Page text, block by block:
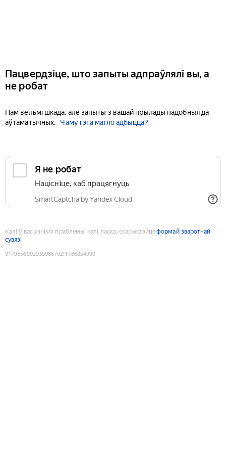
Пацвердзіце, што запыты адпраўлялі вы, а
не робат
Нам вельмі шкада, але запыты з вашай прылады падобныя да
аўтаматычных.
Чаму гэта магло адбыцца?
Я не робат
Націсніце, каб працягнуць
SmartCaptcha by Yandex Cloud
Калі ў вас узніклі праблемы, калі ласка, скарыстайцеформай зваротнай
сувязі
9179656992939986702:1786054990